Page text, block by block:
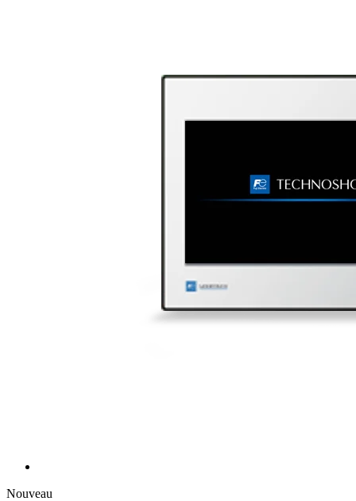
Nouveau